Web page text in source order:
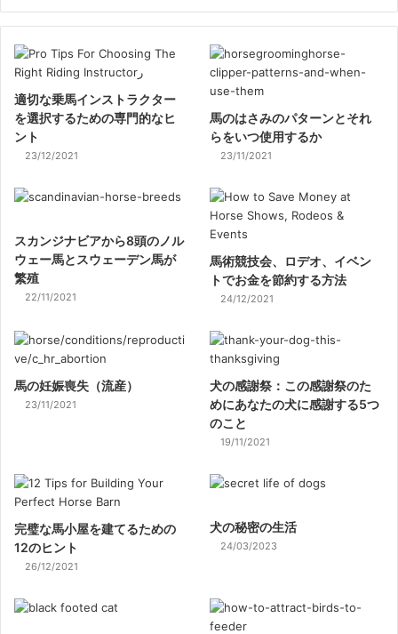
適切な乗馬インストラクター
を選択するための専門的なヒ
ント
23/12/2021
馬のはさみのパターンとそれ
らをいつ使用するか
23/11/2021
スカンジナビアから8頭のノル
ウェー馬とスウェーデン馬が
繁殖
22/11/2021
馬術競技会、ロデオ、イベン
トでお金を節約する方法
24/12/2021
馬の妊娠喪失（流産）
23/11/2021
犬の感謝祭：この感謝祭のた
めにあなたの犬に感謝する5つ
のこと
19/11/2021
完璧な馬小屋を建てるための
12のヒント
26/12/2021
犬の秘密の生活
24/03/2023